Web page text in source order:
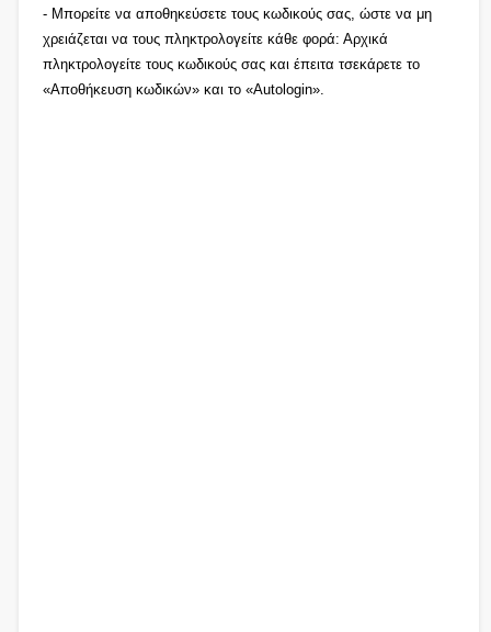
- Μπορείτε να αποθηκεύσετε τους κωδικούς σας, ώστε να μη
χρειάζεται να τους πληκτρολογείτε κάθε φορά: Αρχικά
πληκτρολογείτε τους κωδικούς σας και έπειτα τσεκάρετε το
«Αποθήκευση κωδικών» και το «Autologin».